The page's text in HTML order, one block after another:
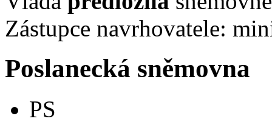
Zástupce navrhovatele:
Poslanecká sněmovna
PS